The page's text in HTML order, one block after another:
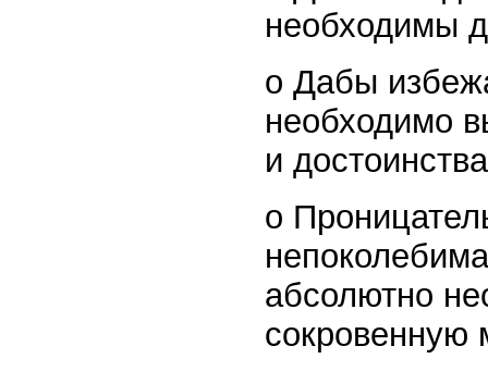
необходимы
o Дабы
необходимо
и
o
абсолютно
сокровенную